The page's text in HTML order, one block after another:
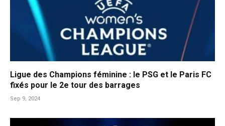
Ligue des Champions féminine : le PSG et le Paris FC
fixés pour le 2e tour des barrages
Sep 9, 2024